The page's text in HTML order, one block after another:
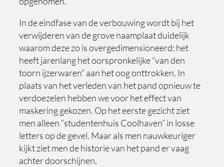
In de eindfase van de verbouwing wordt bij het
verwijderen van de grove naamplaat duidelijk
waarom deze zo is overgedimensioneerd: het
heeft jarenlang het oorspronkelijke “van den
toorn ijzerwaren” aan het oog onttrokken. In
plaats van het verleden van het pand opnieuw te
verdoezelen hebben we voor het effect van
maskering gekozen. Op het eerste gezicht ziet
men alleen “studentenhuis Coolhaven” in losse
letters op de gevel. Maar als men nauwkeuriger
kijkt ziet men de historie van het pand er vaag
achter doorschijnen.